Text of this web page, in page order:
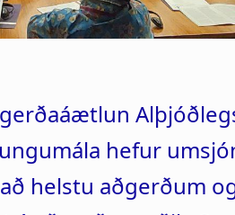
hefur
helstu aðgerðum